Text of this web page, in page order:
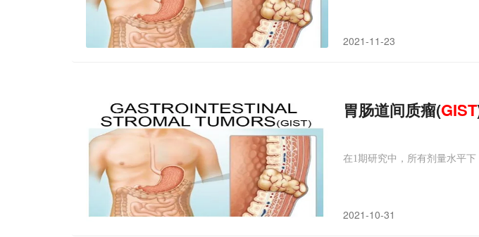
2021-11-23
胃肠道间质瘤(GIST
在1期研究中，所有剂量水平下
2021-10-31